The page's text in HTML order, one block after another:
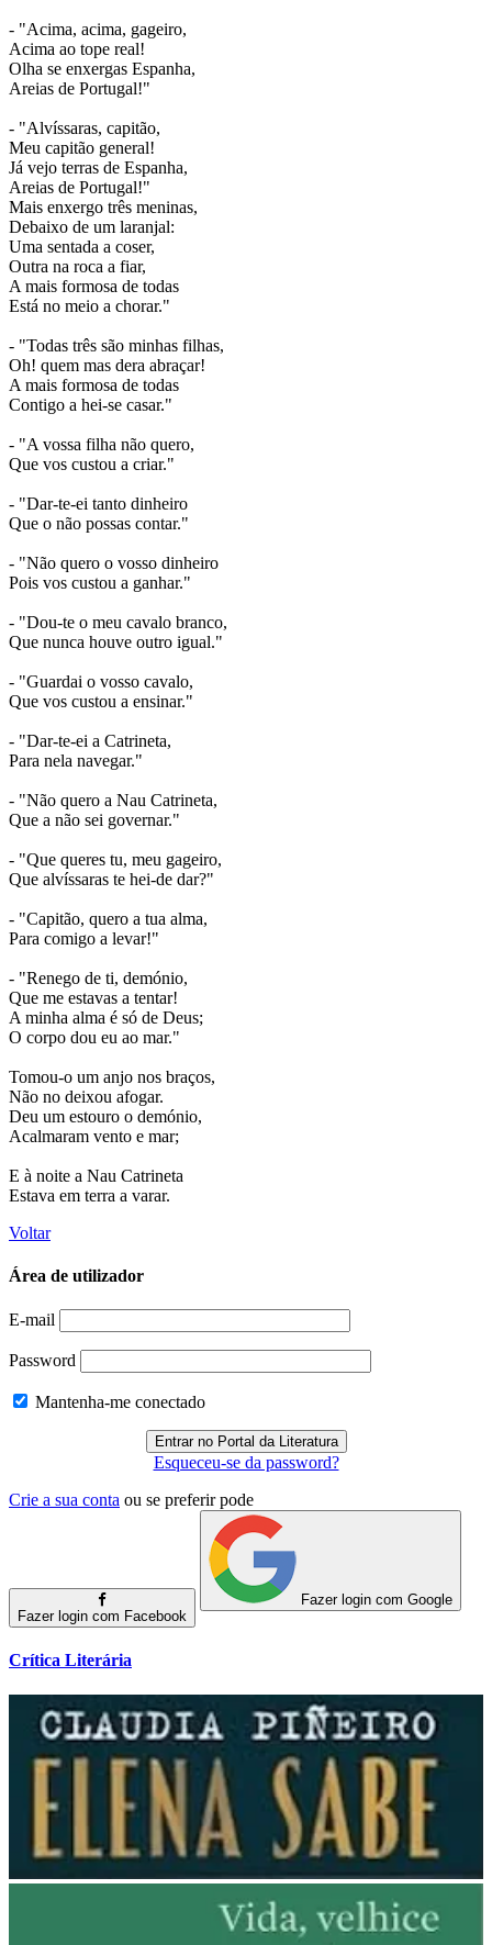
- "Acima, acima, gageiro,
Acima ao tope real!
Olha se enxergas Espanha,
Areias de Portugal!"
- "Alvíssaras, capitão,
Meu capitão general!
Já vejo terras de Espanha,
Areias de Portugal!"
Mais enxergo três meninas,
Debaixo de um laranjal:
Uma sentada a coser,
Outra na roca a fiar,
A mais formosa de todas
Está no meio a chorar."
- "Todas três são minhas filhas,
Oh! quem mas dera abraçar!
A mais formosa de todas
Contigo a hei-se casar."
- "A vossa filha não quero,
Que vos custou a criar."
- "Dar-te-ei tanto dinheiro
Que o não possas contar."
- "Não quero o vosso dinheiro
Pois vos custou a ganhar."
- "Dou-te o meu cavalo branco,
Que nunca houve outro igual."
- "Guardai o vosso cavalo,
Que vos custou a ensinar."
- "Dar-te-ei a Catrineta,
Para nela navegar."
- "Não quero a Nau Catrineta,
Que a não sei governar."
- "Que queres tu, meu gageiro,
Que alvíssaras te hei-de dar?"
- "Capitão, quero a tua alma,
Para comigo a levar!"
- "Renego de ti, demónio,
Que me estavas a tentar!
A minha alma é só de Deus;
O corpo dou eu ao mar."
Tomou-o um anjo nos braços,
Não no deixou afogar.
Deu um estouro o demónio,
Acalmaram vento e mar;
E à noite a Nau Catrineta
Estava em terra a varar.
Voltar
Área de utilizador
E-mail
Password
Mantenha-me conectado
Esqueceu-se da password?
Crie a sua conta ou se preferir pode
Fazer login com Facebook
Fazer login com Google
Crítica Literária